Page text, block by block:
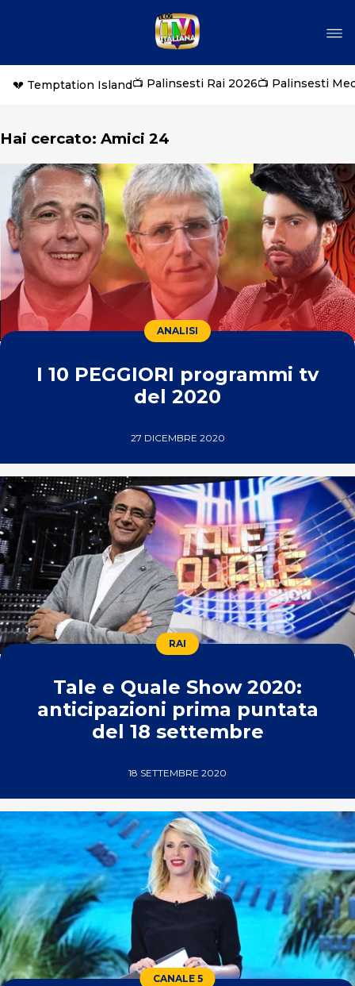
💔 Temptation Island📺 Palinsesti Rai 2026📺 Palinsesti
Hai cercato: Amici 24
ANALISI
I 10 PEGGIORI programmi tv
del 2020
27 DICEMBRE 2020
RAI
Tale e Quale Show 2020:
anticipazioni prima puntata
del 18 settembre
18 SETTEMBRE 2020
CANALE 5